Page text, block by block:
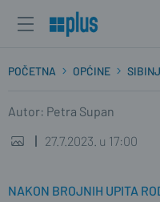
POČETNA OPĆINE SIBINJ
Autor: Petra Supan
27.7.2023. u 17:00
NAKON BROJNIH UPITA